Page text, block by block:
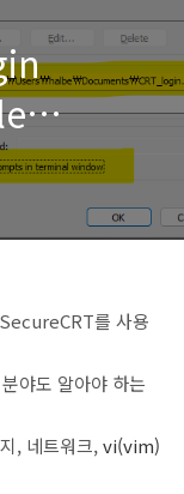
그인)
를 사용
야도 알아야 하는
, 네트워크,vi(vim)